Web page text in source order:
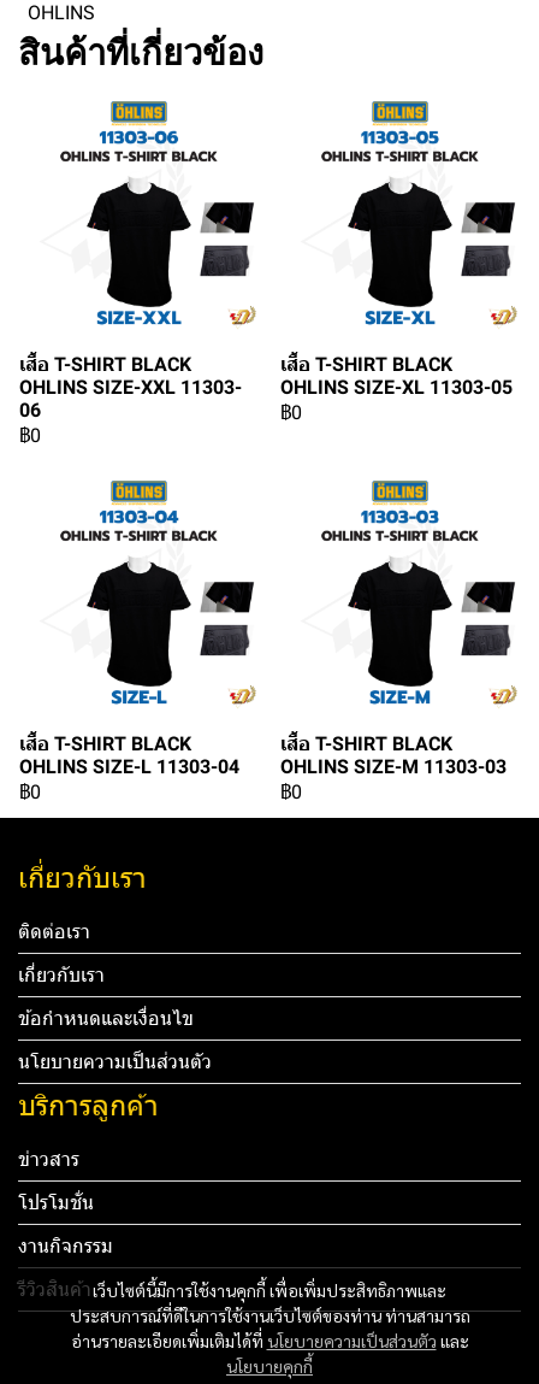
OHLINS
สินค้าที่เกี่ยวข้อง
เสื้อ T-SHIRT BLACK
OHLINS SIZE-XXL 11303-
06
฿0
เสื้อ T-SHIRT BLACK
OHLINS SIZE-XL 11303-05
฿0
เสื้อ T-SHIRT BLACK
OHLINS SIZE-L 11303-04
฿0
เสื้อ T-SHIRT BLACK
OHLINS SIZE-M 11303-03
฿0
เว็บไซต์นี้มีการใช้งานคุกกี้ เพื่อเพิ่มประสิทธิภาพและ
ประสบการณ์ที่ดีในการใช้งานเว็บไซต์ของท่าน ท่านสามารถ
อ่านรายละเอียดเพิ่มเติมได้ที่ นโยบายความเป็นส่วนตัว และ
นโยบายคุกกี้
เกี่ยวกับเรา
ติดต่อเรา
เกี่ยวกับเรา
ข้อกำหนดและเงื่อนไข
นโยบายความเป็นส่วนตัว
บริการลูกค้า
ข่าวสาร
โปรโมชั่น
งานกิจกรรม
รีวิวสินค้า
Tel: 012 345 67890 Email: mail@yourdomain.com